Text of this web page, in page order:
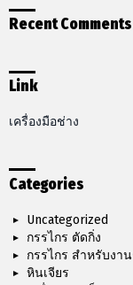
Recent Comments
Link
เครื่องมือช่าง
Categories
Uncategorized
กรรไกร ตัดกิ่ง
กรรไกร สำหรับงา
หินเจียร